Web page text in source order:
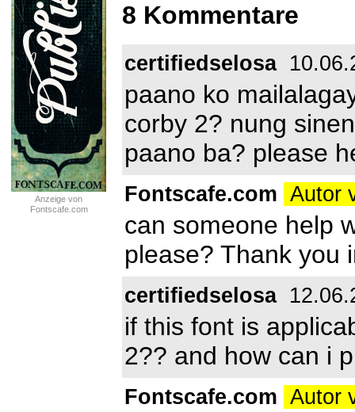
Anzeige von
Fontscafe.com
8 Kommentare
certifiedselosa
paano ko
corby 2? nung
paano ba? please
Fontscafe.com Autor
can someone help
please? Thank you
certifiedselosa
if this font is
2?? and how can i
Fontscafe.com Autor